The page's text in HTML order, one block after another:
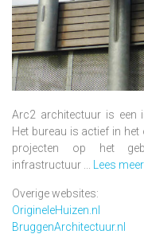
Arc2 architectuur is een
Het bureau is actief in
projecten op het
infrastructuur ...
Lees meer
Overige websites:
OrigineleHuizen.nl
BruggenArchitectuur.nl